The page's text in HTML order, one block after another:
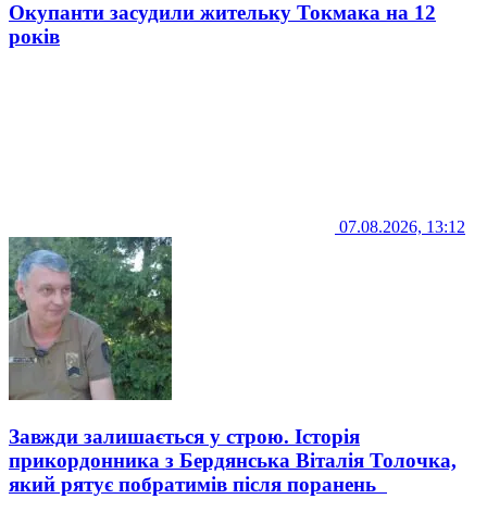
Окупанти засудили жительку Токмака на 12
років
07.08.2026, 13:12
Завжди залишається у строю. Історія
прикордонника з Бердянська Віталія Толочка,
який рятує побратимів після поранень